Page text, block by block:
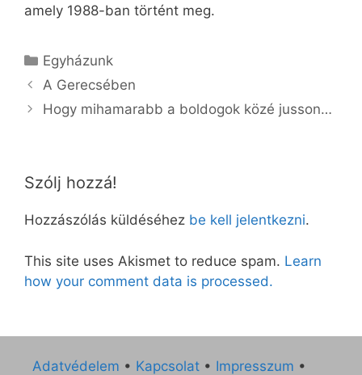
amely 1988-ban történt meg.
Kategória
Egyházunk
A Gerecsében
Hogy mihamarabb a boldogok közé jusson…
Szólj hozzá!
Hozzászólás küldéséhez be kell jelentkezni.
This site uses Akismet to reduce spam. Learn
how your comment data is processed.
Adatvédelem • Kapcsolat • Impresszum •